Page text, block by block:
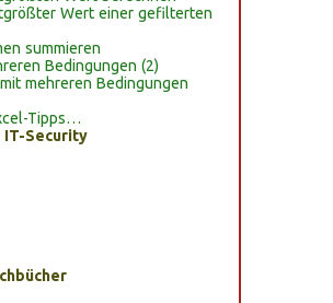
Wert einer gefilterten
summieren
Bedingungen (2)
mit mehreren Bedingungen
Tipps…
IT-Security